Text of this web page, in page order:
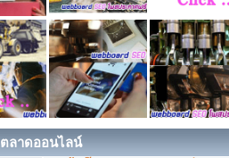
ตลาดออนไลน์